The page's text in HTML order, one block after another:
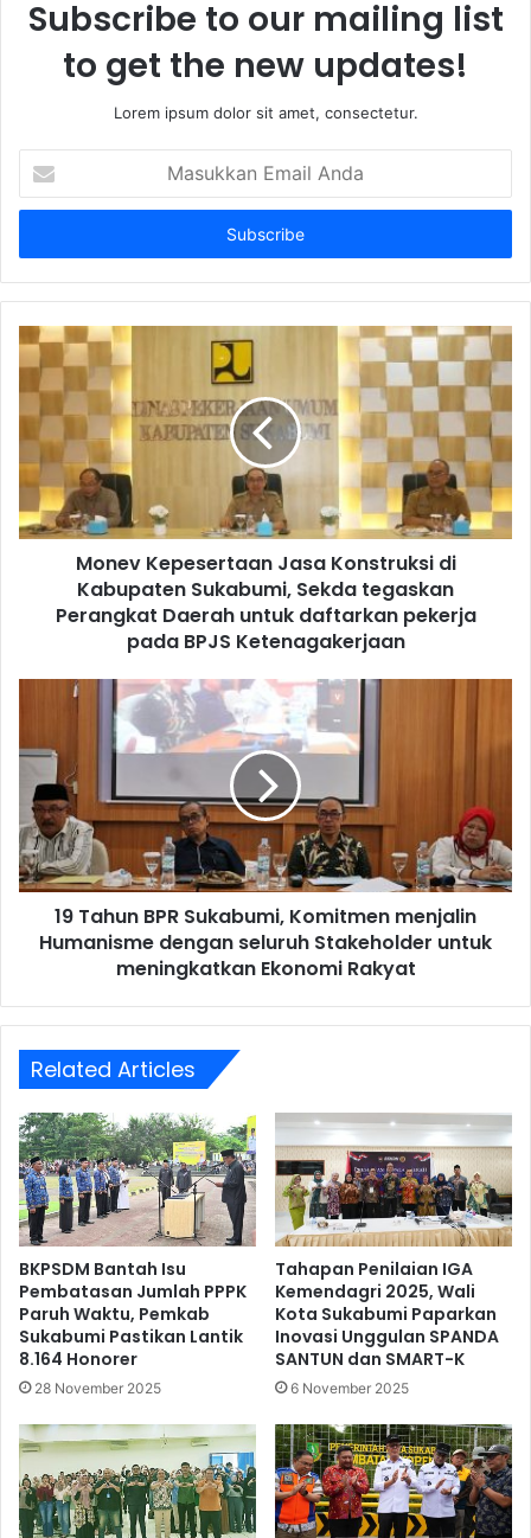
Subscribe to our mailing list
to get the new updates!
Lorem ipsum dolor sit amet, consectetur.
Email
Anda
Monev Kepesertaan Jasa Konstruksi di
Kabupaten Sukabumi, Sekda tegaskan
Perangkat Daerah untuk daftarkan pekerja
pada BPJS Ketenagakerjaan
19 Tahun BPR Sukabumi, Komitmen menjalin
Humanisme dengan seluruh Stakeholder untuk
meningkatkan Ekonomi Rakyat
Related Articles
BKPSDM Bantah Isu
Pembatasan Jumlah PPPK
Paruh Waktu, Pemkab
Sukabumi Pastikan Lantik
8.164 Honorer
28 November 2025
Tahapan Penilaian IGA
Kemendagri 2025, Wali
Kota Sukabumi Paparkan
Inovasi Unggulan SPANDA
SANTUN dan SMART-K
6 November 2025